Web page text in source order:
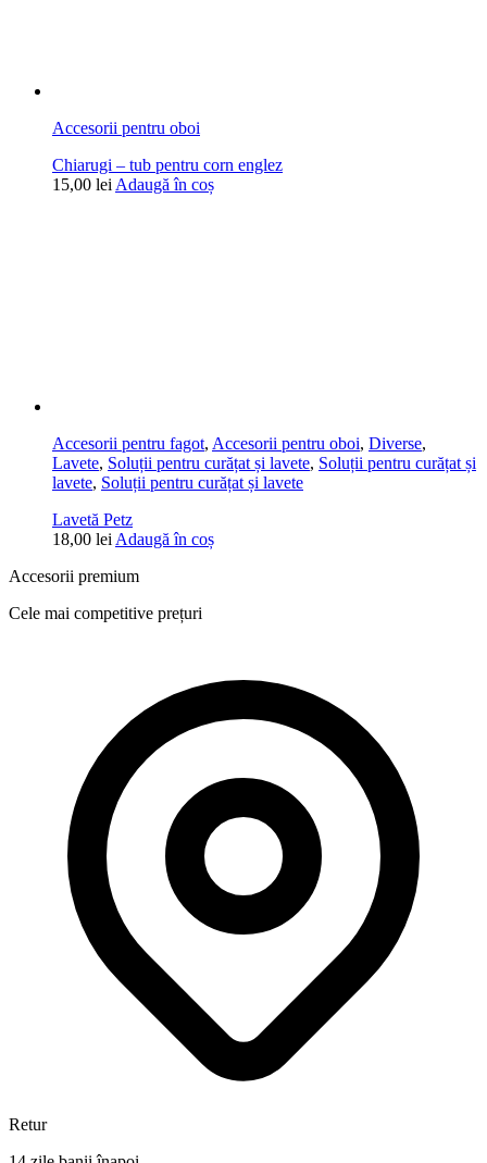
Accesorii pentru oboi
Chiarugi – tub pentru corn englez
15,00 lei Adaugă în coș
Accesorii pentru fagot, Accesorii pentru oboi, Diverse,
Lavete, Soluții pentru curățat și lavete, Soluții pentru curățat și
lavete, Soluții pentru curățat și lavete
Lavetă Petz
18,00 lei Adaugă în coș
Accesorii premium
Cele mai competitive prețuri
Retur